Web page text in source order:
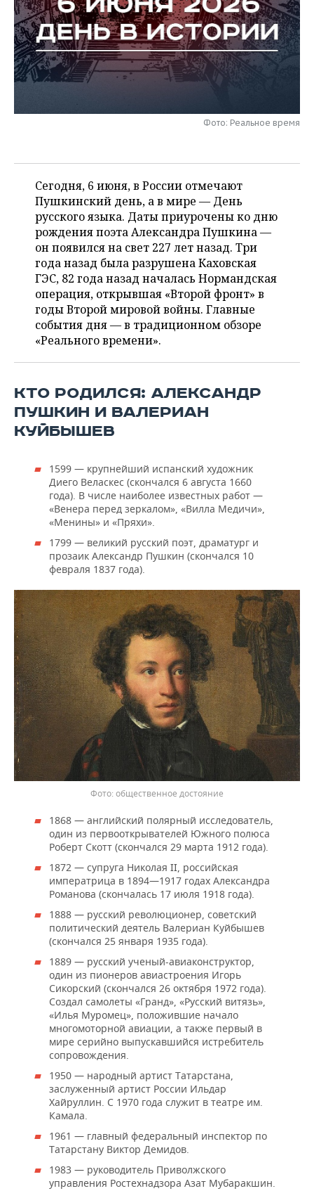
НЕФТЕХИМИЯ
НЕФТЬ
ОПК
ЭНЕРГЕТИКА
РОЗНИЧНАЯ ТОРГОВЛЯ
ТРАНСПОРТ
НОВОСТИ ТЕХНОЛОГИЙ
IT
МЕРОПРИЯТИЯ
НОВОСТИ МЕРОПРИЯТИЙ
ОТКРЫТАЯ ЛЕКЦИЯ
СПОРТ
БАСКЕТБОЛ
ВОЛЕЙБОЛ
КИБЕРСПОРТ
ФИГУРНОЕ КАТАНИЕ
ВОДНЫЕ ВИДЫ СПОРТА
ХОККЕЙ С МЯЧОМ
ИНФРАСТРУКТУРА
ИСТОРИЯ
КУЛЬТУРА
МЕДИЦИНА
ОБРАЗОВАНИЕ
СПРАВОЧНИК
СПИСОК ПЕРСОН
СПИСОК КОМПАНИЙ
ПОЛНАЯ ВЕРСИЯ
Фото: Реальное время
Сегодня, 6 июня, в России отмечают
Пушкинский день, а в мире — День
русского языка. Даты приурочены ко дню
рождения поэта Александра Пушкина —
он появился на свет 227 лет назад. Три
года назад была разрушена Каховская
ГЭС, 82 года назад началась Нормандская
операция, открывшая «Второй фронт» в
годы Второй мировой войны. Главные
события дня — в традиционном обзоре
«Реального времени».
КТО РОДИЛСЯ: АЛЕКСАНДР
ПУШКИН И ВАЛЕРИАН
КУЙБЫШЕВ
1599 — крупнейший испанский художник
Диего Веласкес (скончался 6 августа 1660
года). В числе наиболее известных работ —
«Венера перед зеркалом», «Вилла Медичи»,
«Менины» и «Пряхи».
1799 — великий русский поэт, драматург и
прозаик Александр Пушкин (скончался 10
февраля 1837 года).
общественное достояние
1868 — английский полярный исследователь,
один из первооткрывателей Южного полюса
Роберт Скотт (скончался 29 марта 1912 года).
1872 — супруга Николая II, российская
императрица в 1894—1917 годах Александра
Романова (скончалась 17 июля 1918 года).
1888 — русский революционер, советский
политический деятель Валериан Куйбышев
(скончался 25 января 1935 года).
1889 — русский ученый-авиаконструктор,
один из пионеров авиастроения Игорь
Сикорский (скончался 26 октября 1972 года).
Создал самолеты «Гранд», «Русский витязь»,
«Илья Муромец», положившие начало
многомоторной авиации, а также первый в
мире серийно выпускавшийся истребитель
сопровождения.
1950 — народный артист Татарстана,
заслуженный артист России Ильдар
Хайруллин. С 1970 года служит в театре им.
Камала.
1961 — главный федеральный инспектор по
Татарстану Виктор Демидов.
1983 — руководитель Приволжского
управления Ростехнадзора Азат Мубаракшин.